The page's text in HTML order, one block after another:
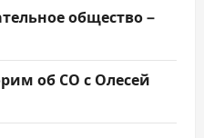
общество –
об СО с Олесей